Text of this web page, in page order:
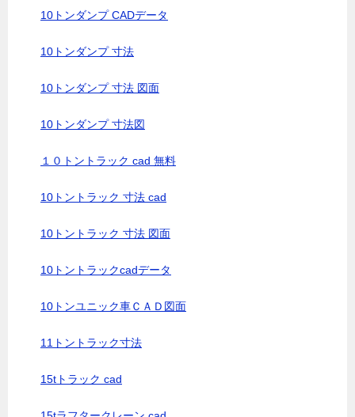
10トンダンプ CADデータ
10トンダンプ 寸法
10トンダンプ 寸法 図面
10トンダンプ 寸法図
１０トントラック cad 無料
10トントラック 寸法 cad
10トントラック 寸法 図面
10トントラックcadデータ
10トンユニック車ＣＡＤ図面
11トントラック寸法
15tトラック cad